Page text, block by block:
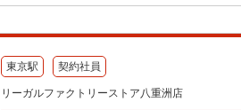
東京駅 契約社員
リーガルファクトリーストア八重洲店